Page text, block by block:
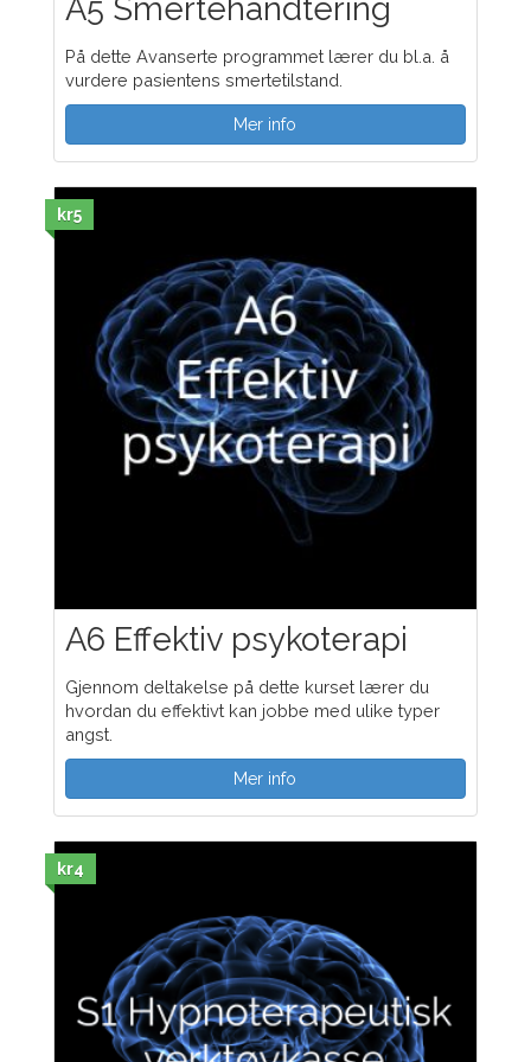
A5 Smertehåndtering
På dette Avanserte programmet lærer du bl.a. å
vurdere pasientens smertetilstand.
Mer info
kr5
A6 Effektiv psykoterapi
Gjennom deltakelse på dette kurset lærer du
hvordan du effektivt kan jobbe med ulike typer
angst.
Mer info
kr4